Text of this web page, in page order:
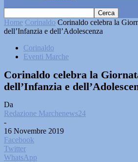
Home Corinaldo Corinaldo celebra la
dell’Infanzia e dell’Adolescenza
Corinaldo
Eventi Marche
Corinaldo celebra la
dell’Infanzia e
Da
Redazione Marchenews24
-
16 Novembre 2019
Facebook
Twitter
WhatsApp